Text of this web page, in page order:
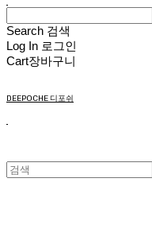
Search 검색
Log In 로그인
Cart장바구니
DEEPOCHE 디포쉬